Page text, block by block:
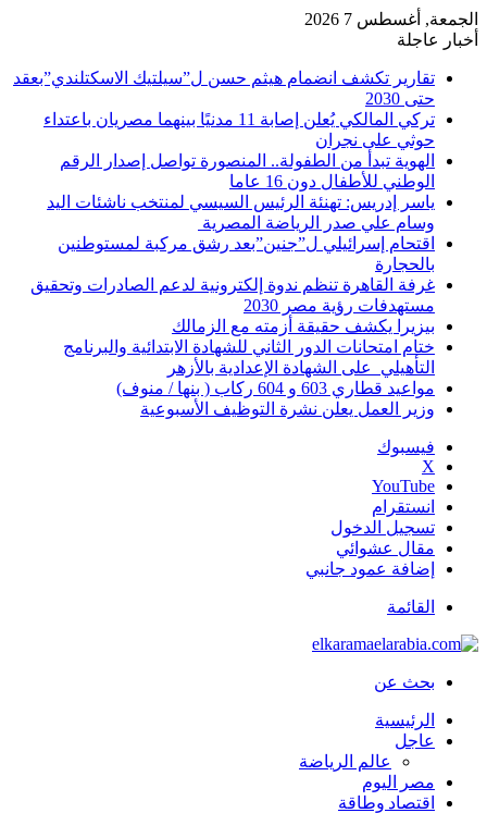
الجمعة, أغسطس 7 2026
أخبار عاجلة
تقارير تكشف انضمام هيثم حسن ل”سيلتيك الاسكتلندي”بعقد
حتى 2030
تركي المالكي يُعلن إصابة 11 مدنيًا بينهما مصريان باعتداء
حوثي على نجران
الهوية تبدأ من الطفولة.. المنصورة تواصل إصدار الرقم
الوطني للأطفال دون 16 عاما
ياسر إدريس: تهنئة الرئيس السيسي لمنتخب ناشئات اليد
وسام علي صدر الرياضة المصرية
اقتحام إسرائيلي ل”جنين”بعد رشق مركبة لمستوطنين
بالحجارة
غرفة القاهرة تنظم ندوة إلكترونية لدعم الصادرات وتحقيق
مستهدفات رؤية مصر 2030
بيزيرا يكشف حقيقة أزمته مع الزمالك
ختام امتحانات الدور الثاني للشهادة الابتدائية والبرنامج
التأهيلي على الشهادة الإعدادية بالأزهر
مواعيد قطاري 603 و 604 ركاب ( بنها / منوف)
وزير العمل يعلن نشرة التوظيف الأسبوعية
فيسبوك
‫X
‫YouTube
انستقرام
تسجيل الدخول
مقال عشوائي
إضافة عمود جانبي
القائمة
بحث عن
الرئيسية
عاجل
عالم الرياضة
مصر اليوم
اقتصاد وطاقة